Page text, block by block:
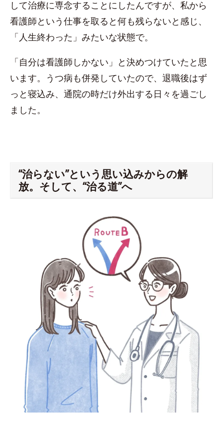
して治療に専念することにしたんですが、私から
看護師という仕事を取ると何も残らないと感じ、
「人生終わった」みたいな状態で。
「自分は看護師しかない」と決めつけていたと思
います。うつ病も併発していたので、退職後はず
っと寝込み、通院の時だけ外出する日々を過ごし
ました。
“治らない”という思い込みからの解
放。そして、“治る道”へ